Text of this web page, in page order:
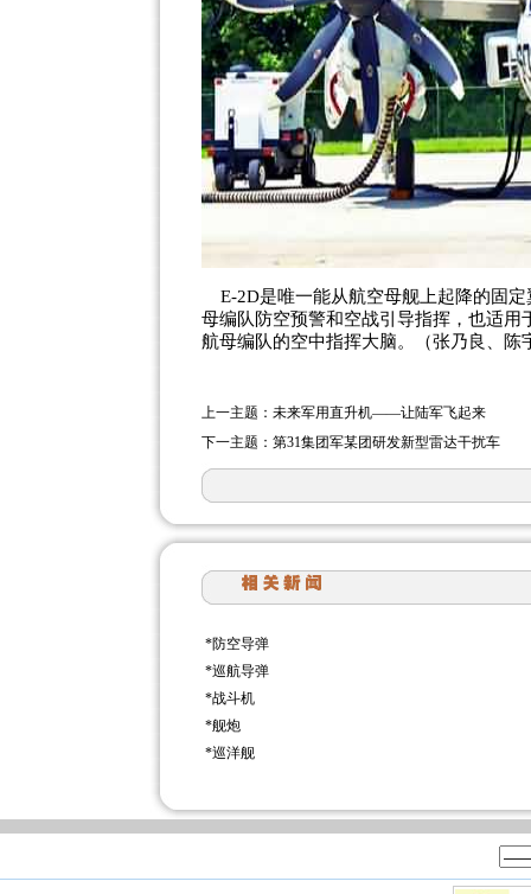
E-2D是唯一能从航空母舰上起降的固定
母编队防空预警和空战引导指挥，也适用
航母编队的空中指挥大脑。（张乃良、陈
上一主题： 未来军用直升机——让陆军飞起来
下一主题： 第31集团军某团研发新型雷达干扰车
*防空导弹
*巡航导弹
*战斗机
*舰炮
*巡洋舰